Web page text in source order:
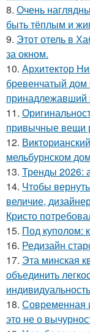
8. Очень
быть тёплым и
9. Этот отель в
за окном.
10. Архитектор
бревенчатый дом
11.
привычные вещи
12.
мельбурнском
13. Тренды 2026:
14. Чтобы
величие,
Кристо
15. Под куполом:
16. Редизайн
17. Эта минская
объединить
18. Современная
это не о